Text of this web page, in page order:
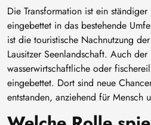
Die Transformation ist ein ständiger
eingebettet in das bestehende
ist die touristische Nachnutzung
Lausitzer Seenlandschaft. Auch
wasserwirtschaftliche oder
eingebettet. Dort sind neue
entstanden, anziehend für Mensch